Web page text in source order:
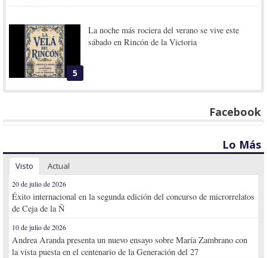
5
La noche más rociera del verano se vive este
sábado en Rincón de la Victoria
Facebook
Lo Más
Visto Actual
20 de julio de 2026
Éxito internacional en la segunda edición del concurso de microrrelatos
de Ceja de la Ñ
10 de julio de 2026
Andrea Aranda presenta un nuevo ensayo sobre María Zambrano con
la vista puesta en el centenario de la Generación del 27